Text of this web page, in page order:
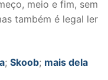
meio e fim, sem
também é legal ler
; Skoob; mais dela